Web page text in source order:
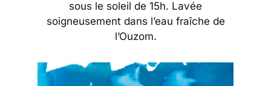
sous le soleil de 15h. Lavée
soigneusement dans l’eau fraîche de
l’Ouzom.